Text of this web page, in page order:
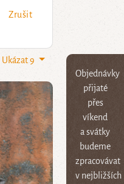
Objednávky
přijaté
přes
víkend
a svátky
budeme
zpracovávat
v nejbližších
Zrušit
Ukázat 9